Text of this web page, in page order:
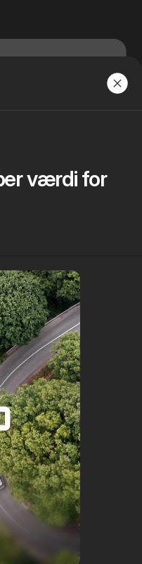
værdi for